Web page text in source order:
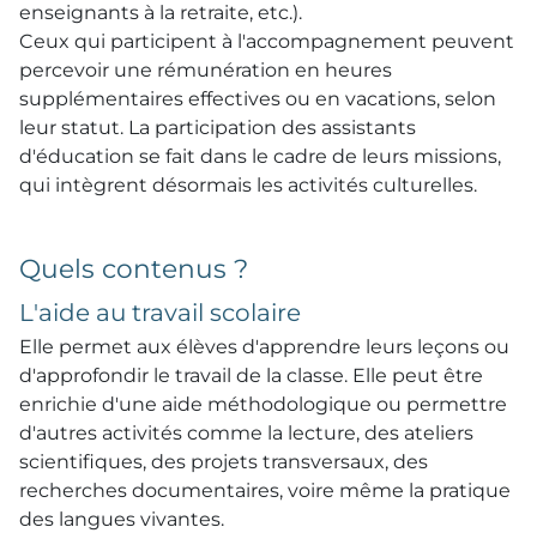
enseignants à la retraite, etc.).
Ceux qui participent à l'accompagnement peuvent
percevoir une rémunération en heures
supplémentaires effectives ou en vacations, selon
leur statut. La participation des assistants
d'éducation se fait dans le cadre de leurs missions,
qui intègrent désormais les activités culturelles.
Quels contenus ?
L'aide au travail scolaire
Elle permet aux élèves d'apprendre leurs leçons ou
d'approfondir le travail de la classe. Elle peut être
enrichie d'une aide méthodologique ou permettre
d'autres activités comme la lecture, des ateliers
scientifiques, des projets transversaux, des
recherches documentaires, voire même la pratique
des langues vivantes.